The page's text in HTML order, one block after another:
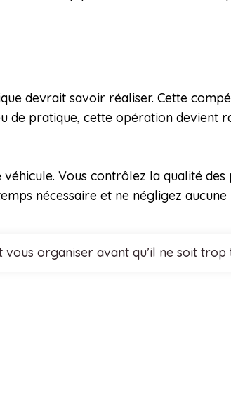
devrait savoir réaliser. Cette
de pratique, cette opération devient
Vous contrôlez la qualité des
nécessaire et ne négligez aucune
organiser avant qu’il ne soit trop